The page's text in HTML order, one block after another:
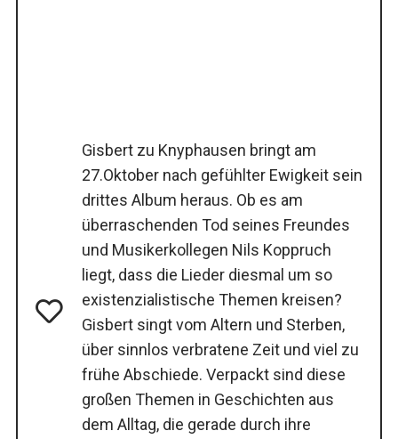
Gisbert zu Knyphausen bringt am
27.Oktober nach gefühlter Ewigkeit sein
drittes Album heraus. Ob es am
überraschenden Tod seines Freundes
und Musikerkollegen Nils Koppruch
liegt, dass die Lieder diesmal um so
existenzialistische Themen kreisen?
Gisbert singt vom Altern und Sterben,
über sinnlos verbratene Zeit und viel zu
frühe Abschiede. Verpackt sind diese
großen Themen in Geschichten aus
dem Alltag, die gerade durch ihre